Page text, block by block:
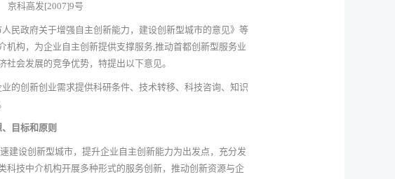
京科高发[2007]9号
民政府关于增强自主创新能力，建设创新型城市的意见》等
机构，为企业自主创新提供支撑服务,推动首都创新型服务业
会发展的竞争优势，特提出以下意见。
的创新创业需求提供科研条件、技术转移、科技咨询、知识
目标和原则
建设创新型城市，提升企业自主创新能力为出发点，充分发
科技中介机构开展多种形式的服务创新，推动创新资源与企